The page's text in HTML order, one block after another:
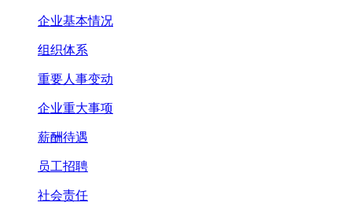
企业基本情况
组织体系
重要人事变动
企业重大事项
薪酬待遇
员工招聘
社会责任